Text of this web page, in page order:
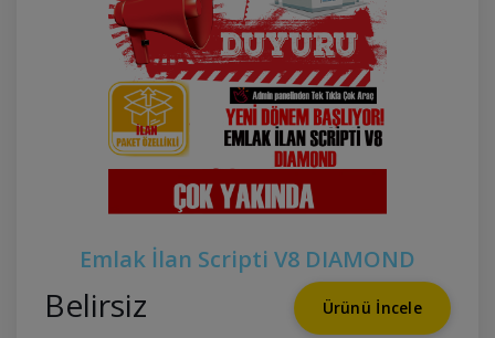
Emlak İlan Scripti V8 DIAMOND
Belirsiz Ürünü İncele